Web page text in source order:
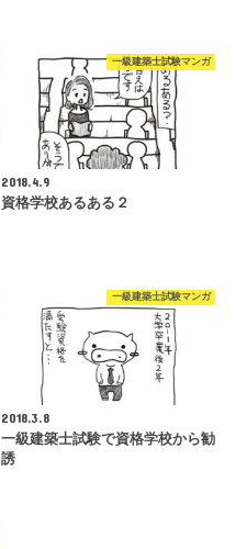
一級建築士試験マンガ
2018.4.9
資格学校あるある２
一級建築士試験マンガ
2018.3.8
一級建築士試験で資格学校から勧
誘